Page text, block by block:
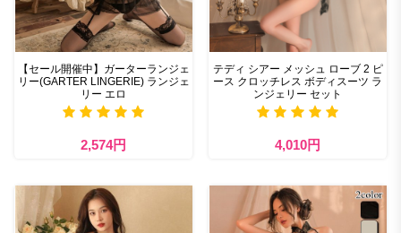
【セール開催中】ガーターランジェ
リー(GARTER LINGERIE) ランジェ
リー エロ
2,574円
テディ シアー メッシュ ローブ 2 ピ
ース クロッチレス ボディスーツ ラ
ンジェリー セット
4,010円